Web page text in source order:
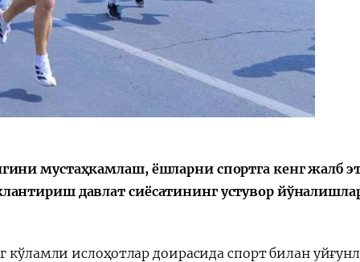
мустаҳкамлаш, ёшларни спортга кенг жалб
давлат сиёсатининг устувор
кўламли ислоҳотлар доирасида спорт билан